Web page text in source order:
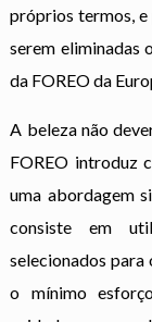
próprios termos, e
serem eliminadas
da FOREO da
A beleza não
FOREO introduz
uma abordagem
consiste em
selecionados
o mínimo